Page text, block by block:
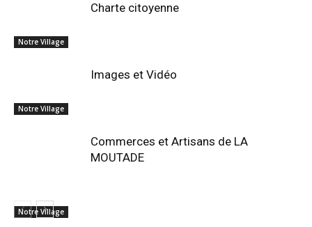
Notre Village
Charte citoyenne
Notre Village
Images et Vidéo
Notre Village
Commerces et Artisans de LA
MOUTADE